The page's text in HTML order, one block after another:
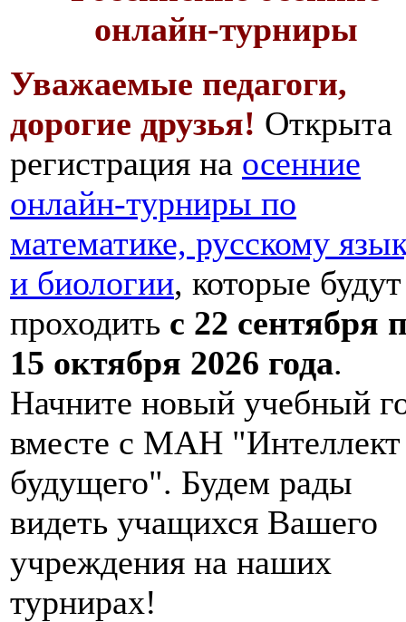
онлайн-турниры
Уважаемые педагоги,
дорогие друзья! Открыта
регистрация на осенние
онлайн-турниры по
математике, русскому
и биологии, которые будут
проходить с 22 сентября
15 октября 2026 года.
Начните новый учебный
вместе с МАН "Интеллект
будущего". Будем рады
видеть учащихся Вашего
учреждения на наших
турнирах!